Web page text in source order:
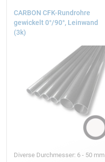
CARBON CFK-Rundrohre
gewickelt 0°/90°, Leinwand
(3k)
Diverse Durchmesser: 6 - 50 mm